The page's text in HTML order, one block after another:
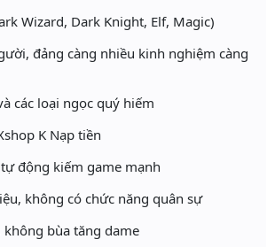
Wizard, Dark Knight, Elf, Magic)
đảng càng nhiều kinh nghiệm càng
các loại ngọc quý hiếm
K Nạp tiền
động kiếm game mạnh
không có chức năng quân sự
bùa tăng dame